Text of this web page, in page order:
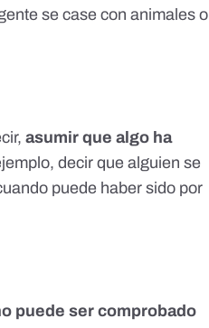
se case con animales o
asumir que algo ha
decir que alguien se
puede haber sido por
puede ser comprobado